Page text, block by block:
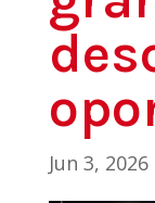
Jun 3, 2026